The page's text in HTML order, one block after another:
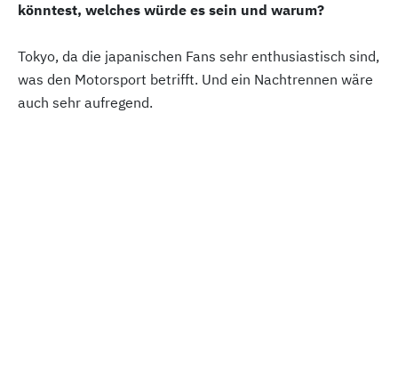
könntest, welches würde es sein und warum?
Tokyo, da die japanischen Fans sehr enthusiastisch sind,
was den Motorsport betrifft. Und ein Nachtrennen wäre
auch sehr aufregend.